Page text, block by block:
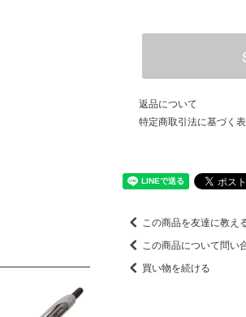
返品について
特定商取引法に基づく
この商品を友達に教え
この商品について問い
買い物を続ける